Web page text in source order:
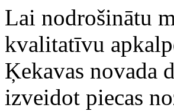
Lai nodrošinātu
kvalitatīvu
Ķekavas novada
izveidot piecas